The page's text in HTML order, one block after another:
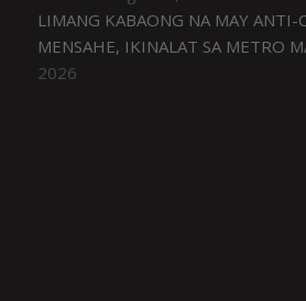
LIMANG KABAONG NA MAY ANTI-
MENSAHE, IKINALAT SA METRO
2026